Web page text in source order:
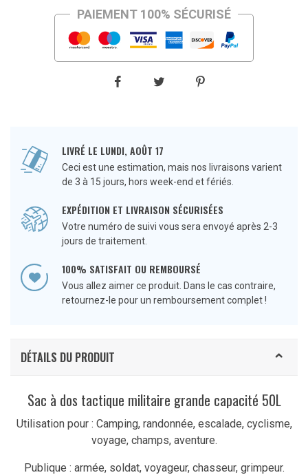
PAIEMENT 100% SÉCURISÉ
LIVRÉ LE LUNDI, AOÛT 17
Ceci est une estimation, mais nos livraisons varient
de 3 à 15 jours, hors week-end et fériés.
EXPÉDITION ET LIVRAISON SÉCURISÉES
Votre numéro de suivi vous sera envoyé après 2-3
jours de traitement.
100% SATISFAIT OU REMBOURSÉ
Vous allez aimer ce produit. Dans le cas contraire,
retournez-le pour un remboursement complet !
DÉTAILS DU PRODUIT
Sac à dos tactique militaire grande capacité 50L
Utilisation pour : Camping, randonnée, escalade, cyclisme,
voyage, champs, aventure.
Publique : armée, soldat, voyageur, chasseur, grimpeur.